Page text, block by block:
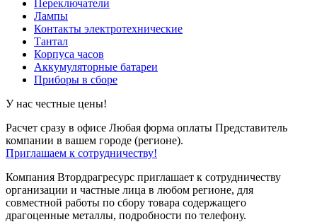
Переключатели
Лампы
Контакты электротехнические
Тантал
Корпуса часов
Аккумуляторные батареи
Приборы в сборе
У нас честные цены!
Расчет сразу в офисе Любая форма оплаты Представитель
компании в вашем городе (регионе).
Приглашаем к сотрудничеству!
Компания Втордрагресурс приглашает к сотрудничеству
организации и частные лица в любом регионе, для
совместной работы по сбору товара содержащего
драгоценные металлы, подробности по телефону.